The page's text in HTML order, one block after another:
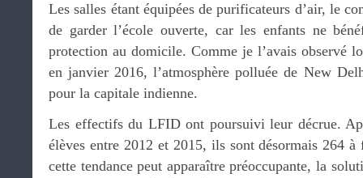
Les salles étant équipées de purificateurs d’air, le
de garder l’école ouverte, car les enfants ne
protection au domicile. Comme je l’avais observé
en janvier 2016, l’atmosphère polluée de New
pour la capitale indienne.
Les effectifs du LFID ont poursuivi leur décrue.
élèves entre 2012 et 2015, ils sont désormais 264 à
cette tendance peut apparaître préoccupante, la